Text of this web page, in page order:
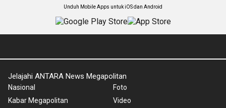
Unduh Mobile Apps untuk iOS dan Android
Jelajahi ANTARA News Megapolitan
Nasional
Kabar Megapolitan
Foto
Video